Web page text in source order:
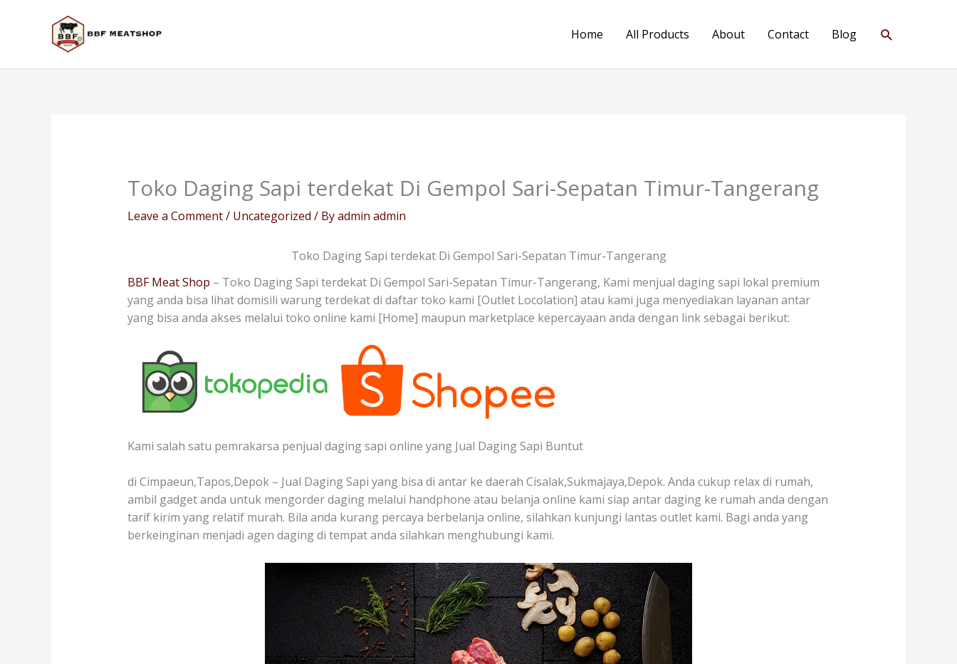
Home All Products About Contact Blog Search
Toko Daging Sapi terdekat Di Gempol Sari-Sepatan Timur-Tangerang
Leave a Comment/ Uncategorized / Byadmin admin
Toko Daging Sapi terdekat Di Gempol Sari-Sepatan Timur-Tangerang
BBF Meat Shop – Toko Daging Sapi terdekat Di Gempol Sari-Sepatan Timur-Tangerang, Kami menjual daging sapi lokal premium
yang anda bisa lihat domisili warung terdekat di daftar toko kami [Outlet Locolation] atau kami juga menyediakan layanan antar
yang bisa anda akses melalui toko online kami [Home] maupun marketplace kepercayaan anda dengan link sebagai berikut:
Kami salah satu pemrakarsa penjual daging sapi online yang Jual Daging Sapi Buntut
di Cimpaeun,Tapos,Depok – Jual Daging Sapi yang bisa di antar ke daerah Cisalak,Sukmajaya,Depok. Anda cukup relax di rumah,
ambil gadget anda untuk mengorder daging melalui handphone atau belanja online kami siap antar daging ke rumah anda dengan
tarif kirim yang relatif murah. Bila anda kurang percaya berbelanja online, silahkan kunjungi lantas outlet kami. Bagi anda yang
berkeinginan menjadi agen daging di tempat anda silahkan menghubungi kami.